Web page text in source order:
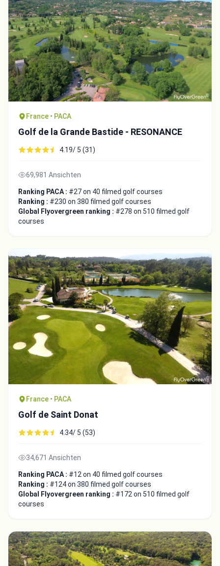
France • PACA
Golf de la Grande Bastide - RESONANCE
4.19/ 5 (31)
69,981 Ansichten
Ranking PACA : #27 on 40 filmed golf courses
Ranking : #230 on 380 filmed golf courses
Global Flyovergreen ranking : #278 on 510 filmed golf
courses
France • PACA
Golf de Saint Donat
4.34/ 5 (53)
34,671 Ansichten
Ranking PACA : #12 on 40 filmed golf courses
Ranking : #124 on 380 filmed golf courses
Global Flyovergreen ranking : #172 on 510 filmed golf
courses